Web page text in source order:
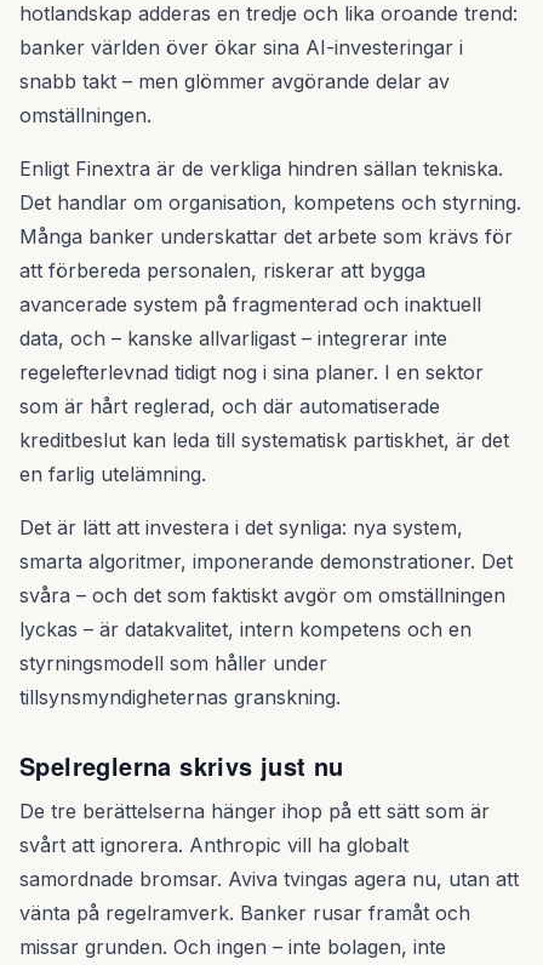
hotlandskap adderas en tredje och lika oroande trend:
banker världen över ökar sina AI-investeringar i
snabb takt – men glömmer avgörande delar av
omställningen.
Enligt Finextra är de verkliga hindren sällan tekniska.
Det handlar om organisation, kompetens och styrning.
Många banker underskattar det arbete som krävs för
att förbereda personalen, riskerar att bygga
avancerade system på fragmenterad och inaktuell
data, och – kanske allvarligast – integrerar inte
regelefterlevnad tidigt nog i sina planer. I en sektor
som är hårt reglerad, och där automatiserade
kreditbeslut kan leda till systematisk partiskhet, är det
en farlig utelämning.
Det är lätt att investera i det synliga: nya system,
smarta algoritmer, imponerande demonstrationer. Det
svåra – och det som faktiskt avgör om omställningen
lyckas – är datakvalitet, intern kompetens och en
styrningsmodell som håller under
tillsynsmyndigheternas granskning.
Spelreglerna skrivs just nu
De tre berättelserna hänger ihop på ett sätt som är
svårt att ignorera. Anthropic vill ha globalt
samordnade bromsar. Aviva tvingas agera nu, utan att
vänta på regelramverk. Banker rusar framåt och
missar grunden. Och ingen – inte bolagen, inte